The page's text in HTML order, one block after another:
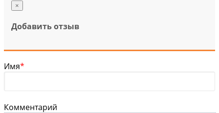
×
Добавить отзыв
Имя*
Комментарий